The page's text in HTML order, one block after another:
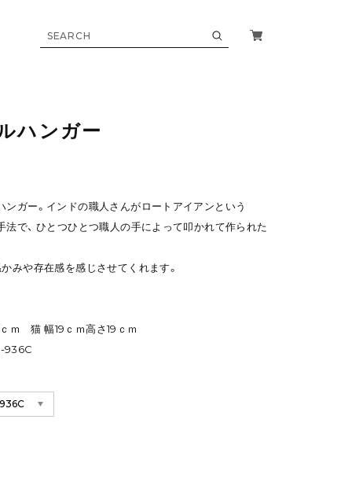
ハンガー
ンガー。インドの職人さんがロートアイアンという
で、 ひとつひとつ職人の手によって叩かれて作られた
みや存在感を感じさせてくれます。
ｍ 猫 幅19ｃｍ高さ19ｃｍ
936C